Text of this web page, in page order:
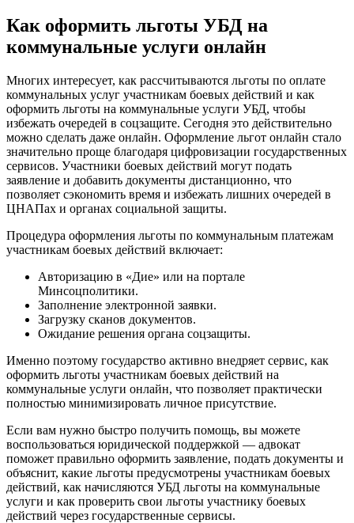
Как оформить льготы УБД на
коммунальные услуги онлайн
Многих интересует, как рассчитываются льготы по оплате
коммунальных услуг участникам боевых действий и как
оформить льготы на коммунальные услуги УБД, чтобы
избежать очередей в соцзащите. Сегодня это действительно
можно сделать даже онлайн. Оформление льгот онлайн стало
значительно проще благодаря цифровизации государственных
сервисов. Участники боевых действий могут подать
заявление и добавить документы дистанционно, что
позволяет сэкономить время и избежать лишних очередей в
ЦНАПах и органах социальной защиты.
Процедура оформления льготы по коммунальным платежам
участникам боевых действий включает:
Авторизацию в «Дие» или на портале
Минсоцполитики.
Заполнение электронной заявки.
Загрузку сканов документов.
Ожидание решения органа соцзащиты.
Именно поэтому государство активно внедряет сервис, как
оформить льготы участникам боевых действий на
коммунальные услуги онлайн, что позволяет практически
полностью минимизировать личное присутствие.
Если вам нужно быстро получить помощь, вы можете
воспользоваться юридической поддержкой — адвокат
поможет правильно оформить заявление, подать документы и
объяснит, какие льготы предусмотрены участникам боевых
действий, как начисляются УБД льготы на коммунальные
услуги и как проверить свои льготы участнику боевых
действий через государственные сервисы.